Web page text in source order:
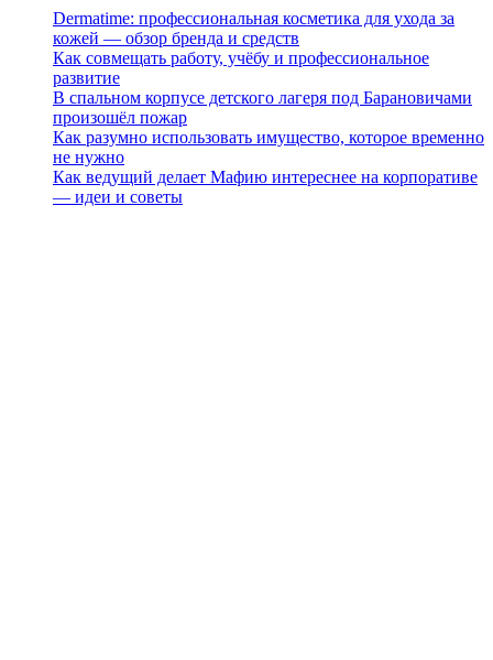
Dermatime: профессиональная косметика для ухода за
кожей — обзор бренда и средств
Как совмещать работу, учёбу и профессиональное
развитие
В спальном корпусе детского лагеря под Барановичами
произошёл пожар
Как разумно использовать имущество, которое временно
не нужно
Как ведущий делает Мафию интереснее на корпоративе
— идеи и советы